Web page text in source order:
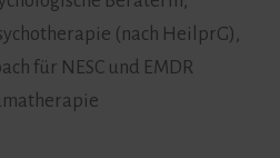
(nach HeilprG),
für NESC und EMDR